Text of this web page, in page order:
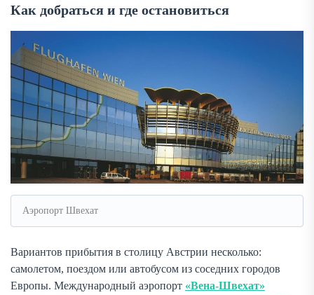
Как добраться и где остановиться
Аэропорт Швехат
Вариантов прибытия в столицу Австрии несколько:
самолетом, поездом или автобусом из соседних городов
Европы. Международный аэропорт «Вена-Швехат»